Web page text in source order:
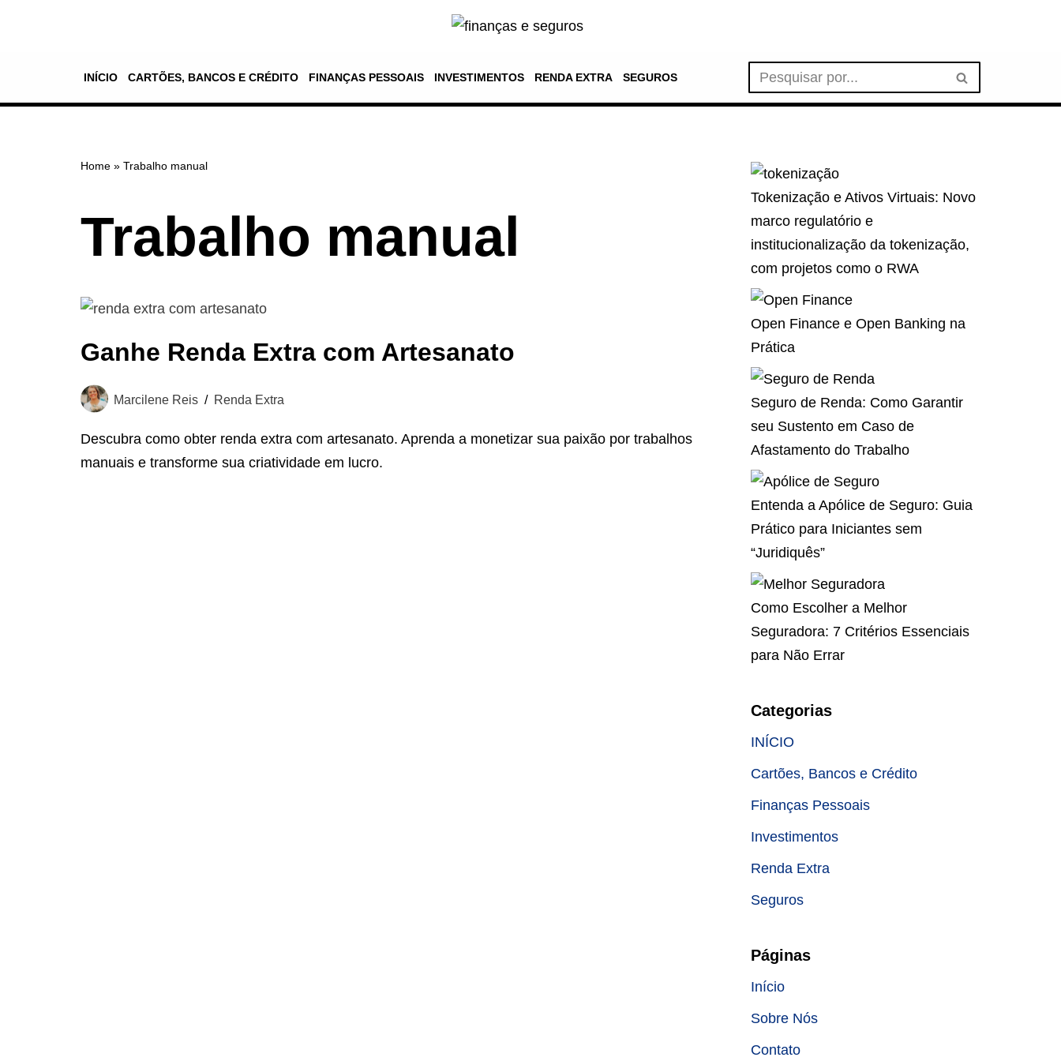
INÍCIO CARTÕES, BANCOS E CRÉDITO FINANÇAS PESSOAIS INVESTIMENTOS RENDA EXTRA SEGUROS
Home » Trabalho manual
Trabalho manual
Ganhe Renda Extra com Artesanato
Marcilene Reis Renda Extra
Descubra como obter renda extra com artesanato. Aprenda a monetizar sua paixão por trabalhos
manuais e transforme sua criatividade em lucro.
Tokenização e Ativos Virtuais: Novo
marco regulatório e
institucionalização da tokenização,
com projetos como o RWA
Open Finance e Open Banking na
Prática
Seguro de Renda: Como Garantir
seu Sustento em Caso de
Afastamento do Trabalho
Entenda a Apólice de Seguro: Guia
Prático para Iniciantes sem
“Juridiquês”
Como Escolher a Melhor
Seguradora: 7 Critérios Essenciais
para Não Errar
Categorias
INÍCIO
Cartões, Bancos e Crédito
Finanças Pessoais
Investimentos
Renda Extra
Seguros
Páginas
Início
Sobre Nós
Contato